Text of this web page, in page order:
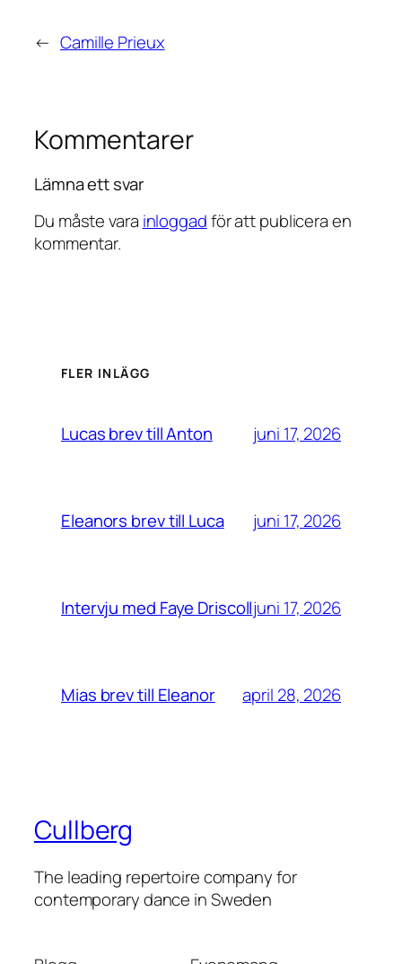
← Camille Prieux
Kommentarer
Lämna ett svar
Du måste vara inloggadför att publicera en
kommentar.
FLER INLÄGG
Lucas brev till Anton juni 17, 2026
Eleanors brev till Luca juni 17, 2026
Intervju med Faye Driscolljuni 17, 2026
Mias brev till Eleanor april 28, 2026
Cullberg
The leading repertoire company for
contemporary dance in Sweden